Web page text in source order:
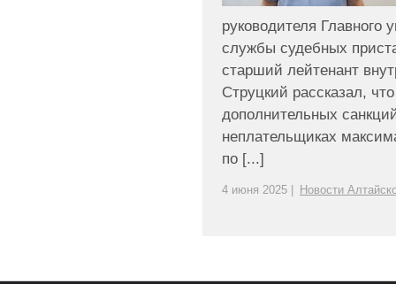
руководителя Главного
службы судебных
старший лейтенант
Струцкий рассказал,
дополнительных
неплательщиках
по [...]
4 июня 2025 | Новости